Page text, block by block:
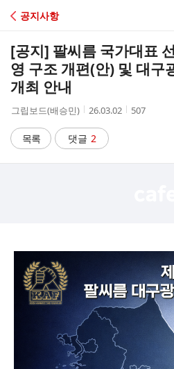
C
A
공지사항
[공지] 팔씨름 국가대표
영 구조 개편(안) 및 대구
개최 안내
작
자
그립보드(배승민)
작
시
간
26.03.02
조
507
목록 댓글 2